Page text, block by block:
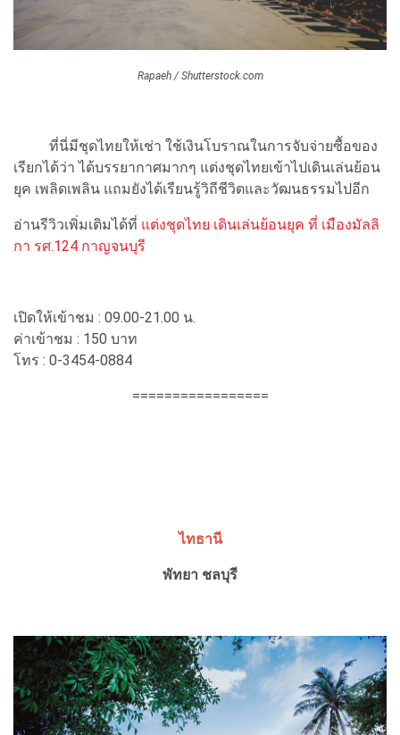
Rapaeh / Shutterstock.com
ที่นี่มีชุดไทยให้เช่า ใช้เงินโบราณในการจับจ่ายซื้อของ
เรียกได้ว่า ได้บรรยากาศมากๆ แต่งชุดไทยเข้าไปเดินเล่นย้อน
ยุค เพลิดเพลิน แถมยังได้เรียนรู้วิถีชีวิตและวัฒนธรรมไปอีก
อ่านรีวิวเพิ่มเติมได้ที่ แต่งชุดไทย เดินเล่นย้อนยุค ที่ เมืองมัลลิ
กา รศ.124 กาญจนบุรี
เปิดให้เข้าชม : 09.00-21.00 น.
ค่าเข้าชม : 150 บาท
โทร : 0-3454-0884
=================
ไทธานี
พัทยา ชลบุรี